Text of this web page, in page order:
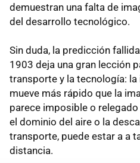
demuestran una falta de
del desarrollo tecnológico.
Sin duda, la predicción
1903 deja una gran lección
transporte y la tecnología:
mueve más rápido que la
parece imposible o
el dominio del aire o la
transporte, puede estar a a
distancia.